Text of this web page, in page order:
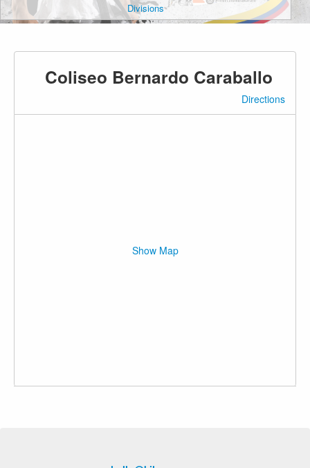
Divisions
Coliseo Bernardo Caraballo
Directions
Show Map